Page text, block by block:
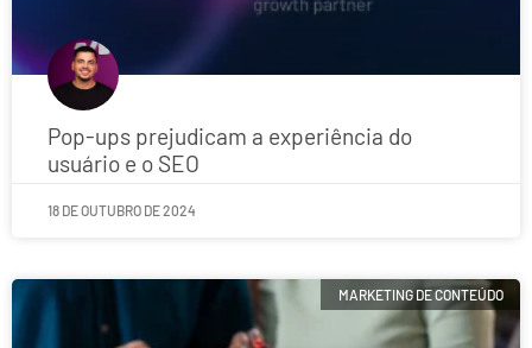
Pop-ups prejudicam a experiência do
usuário e o SEO
18 DE OUTUBRO DE 2024
MARKETING DE CONTEÚDO